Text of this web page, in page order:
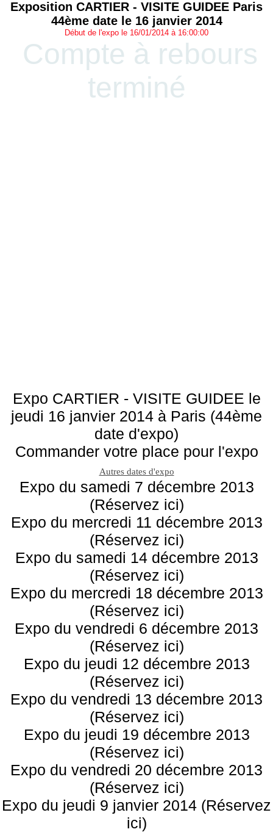
Exposition CARTIER - VISITE GUIDEE Paris
44ème date le 16 janvier 2014
Début de l'expo le 16/01/2014 à 16:00:00
Compte à rebours
terminé
Expo CARTIER - VISITE GUIDEE le
jeudi 16 janvier 2014 à Paris (44ème
date d'expo)
Commander votre place pour l'expo
Autres dates d'expo
Expo du samedi 7 décembre 2013
(Réservez ici)
Expo du mercredi 11 décembre 2013
(Réservez ici)
Expo du samedi 14 décembre 2013
(Réservez ici)
Expo du mercredi 18 décembre 2013
(Réservez ici)
Expo du vendredi 6 décembre 2013
(Réservez ici)
Expo du jeudi 12 décembre 2013
(Réservez ici)
Expo du vendredi 13 décembre 2013
(Réservez ici)
Expo du jeudi 19 décembre 2013
(Réservez ici)
Expo du vendredi 20 décembre 2013
(Réservez ici)
Expo du jeudi 9 janvier 2014 (Réservez
ici)